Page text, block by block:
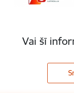
Vai šī